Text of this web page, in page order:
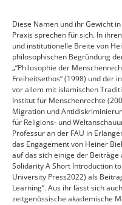
Diese Namen und ihr Gewicht
Praxis sprechen für sich. In
und institutionelle Breite von
philosophischen Begründung
„“Philosophie der
Freiheitsethos“ (1998) und der
vor allem mit islamischen
Institut für Menschenrechte
Migration und
für Religions- und
Professur an der FAU in
das Engagement von Heiner
auf das sich einige der Beiträge
Solidarity A Short Introduction
University Press2022) als
Learning“. Aus ihr lässt sich
zeitgenössische akademische